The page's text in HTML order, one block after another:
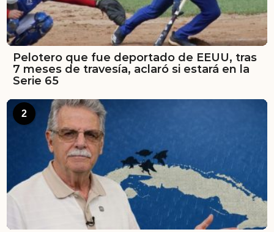
Pelotero que fue deportado de EEUU, tras
7 meses de travesía, aclaró si estará en la
Serie 65
2